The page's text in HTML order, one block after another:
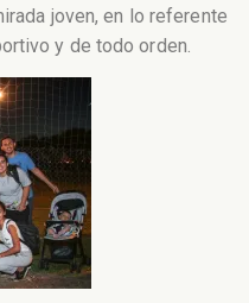
joven, en lo referente
y de todo orden.